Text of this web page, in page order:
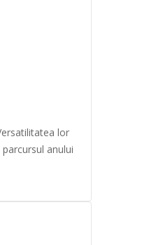
lor
anului